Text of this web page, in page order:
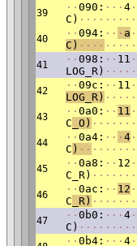
39 · · 090: · · · 4 ·
C) · · · · · · · · ·
40 · · 094: · · · a ·
C) · · · · · · · · ·
41 · · 098: · · 11 ·
LOG_R) · · · · ·
42 · · 09c: · · 11 ·
LOG_R) · · · · ·
43 · · 0a0: · · 11 ·
C _O) · · · · · · ·
44 · · 0a4: · · · 4 ·
C ) · · · · · · · · ·
45 · · 0a8: · · 12 ·
C_R) · · · · · · ·
46 · · 0ac: · · 12 ·
C _R) · · · · · · ·
47 · · 0b0: · · · 4 ·
C) · · · · · · · · ·
· · 0b4: · · · 4 ·